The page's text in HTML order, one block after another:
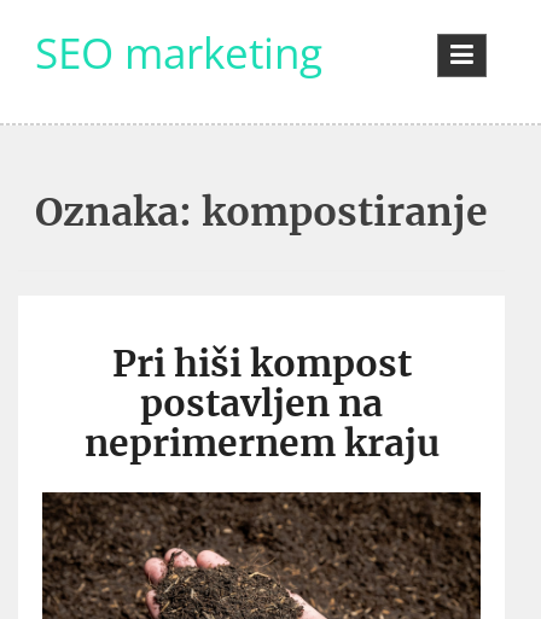
contentSEO marketing
Oznaka: kompostiranje
Pri hiši kompost
postavljen na
neprimernem kraju